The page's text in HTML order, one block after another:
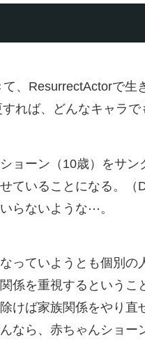
、ResurrectActorで生
れば、どんなキャラで
ョーン（10歳）をサン
ていることになる。（
らないような⋯。
っていようとも個別の
係を重視するという
けば家族関係をやり直
なら、赤ちゃんショー